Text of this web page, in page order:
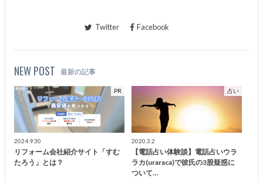
Twitter Facebook
NEW POST 最新の記事
PR
2024.9.30
リフォーム会社紹介サイト「すむ
たろう」とは？
占い
2020.3.2
【電話占い体験談】電話占いウラ
ラカ(uraraca)で彼氏の3股疑惑に
ついて…